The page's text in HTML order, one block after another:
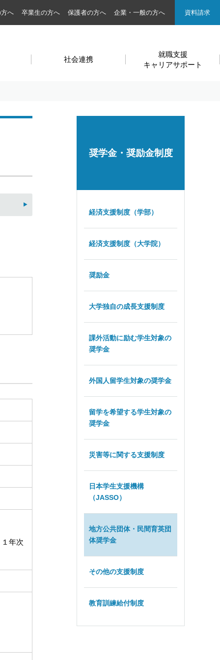
社会連携
就職支援
キャリアサポート
へ 卒業生の方へ 保護者の方へ 企業・一般の方へ 資料請求
年次
奨学金・奨励金制度
経済支援制度（学部）
経済支援制度（大学院）
奨励金
大学独自の成長支援制度
課外活動に励む学生対象の
奨学金
外国人留学生対象の奨学金
留学を希望する学生対象の
奨学金
災害等に関する支援制度
日本学生支援機構
（JASSO）
地方公共団体・民間育英団
体奨学金
その他の支援制度
教育訓練給付制度